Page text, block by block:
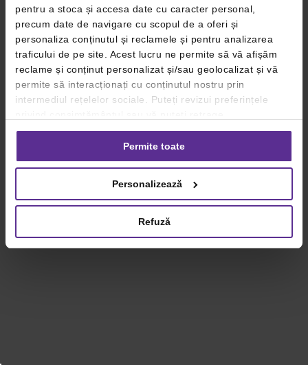
pentru a stoca și accesa date cu caracter personal,
precum date de navigare cu scopul de a oferi și
personaliza conținutul și reclamele și pentru analizarea
traficului de pe site. Acest lucru ne permite să vă afișăm
reclame și conținut personalizat și/sau geolocalizat și vă
permite să interacționați cu conținutul nostru prin
intermediul rețelelor sociale. Puteți revizui preferințele
consimțământul oricând, făcând click pe linkul către
setările dvs. de cookie-uri.
privind utilizarea modulelor cookie.Detalii
Permite toate
Personalizează
Refuză